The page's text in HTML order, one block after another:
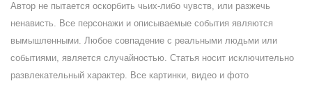
Автор не пытается оскорбить чьих-либо чувств, или разжечь
ненависть. Все персонажи и описываемые события являются
вымышленными. Любое совпадение с реальными людьми или
событиями, является случайностью. Статья носит исключительно
развлекательный характер. Все картинки, видео и фото